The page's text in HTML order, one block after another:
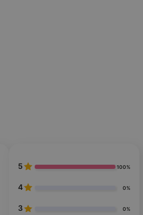
5 100%
4 0%
3 0%